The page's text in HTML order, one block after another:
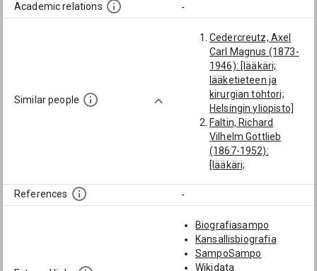
Academic relations
-
Similar people
Cedercreutz, Axel
Carl Magnus (1873-
1946): [lääkäri;
lääketieteen ja
kirurgian tohtori;
Helsingin yliopisto]
Faltin, Richard
Vilhelm Gottlieb
(1867-1952):
[lääkäri;
Helsingin yliopisto]
Nyberg, Carl (1879-
1943): [lääkäri;
lääketieteen ja
kirurgian tohtori;
References -
Biografiasampo
Kansallisbiografia
SampoSampo
Wikidata